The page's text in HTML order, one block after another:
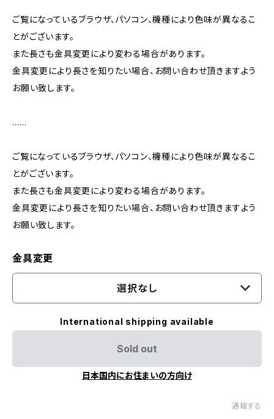
ご覧になっているブラウザ、パソコン、機種により色味が異なるこ
とがございます。
また長さも金具変更により変わる場合があります。
金具変更により長さを知りたい場合、お問い合わせ頂きますよう
お願い致します。
……
ご覧になっているブラウザ、パソコン、機種により色味が異なるこ
とがございます。
また長さも金具変更により変わる場合があります。
金具変更により長さを知りたい場合、お問い合わせ頂きますよう
お願い致します。
金具変更
選択なし
International shipping available
Sold out
日本国内にお住まいの方向け
通報する